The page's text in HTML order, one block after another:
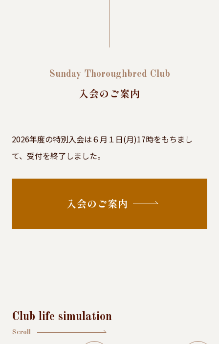
Sunday Thoroughbred Club
入会のご案内
2026年度の特別入会は６月１日(月)17時をもちまし
て、受付を終了しました。
入会のご案内
Club life simulation
Scroll